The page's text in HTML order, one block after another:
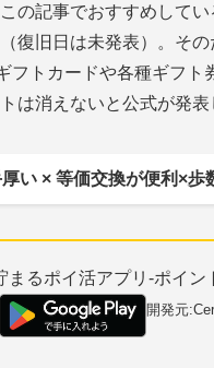
この記事でおすすめしてい
復旧日は未発表）。その
フトカードや各種ギフト
は消えないと公式が発表
い × 等価交換が便利×歩
まるポイ活アプリ-ポイン
開発元: